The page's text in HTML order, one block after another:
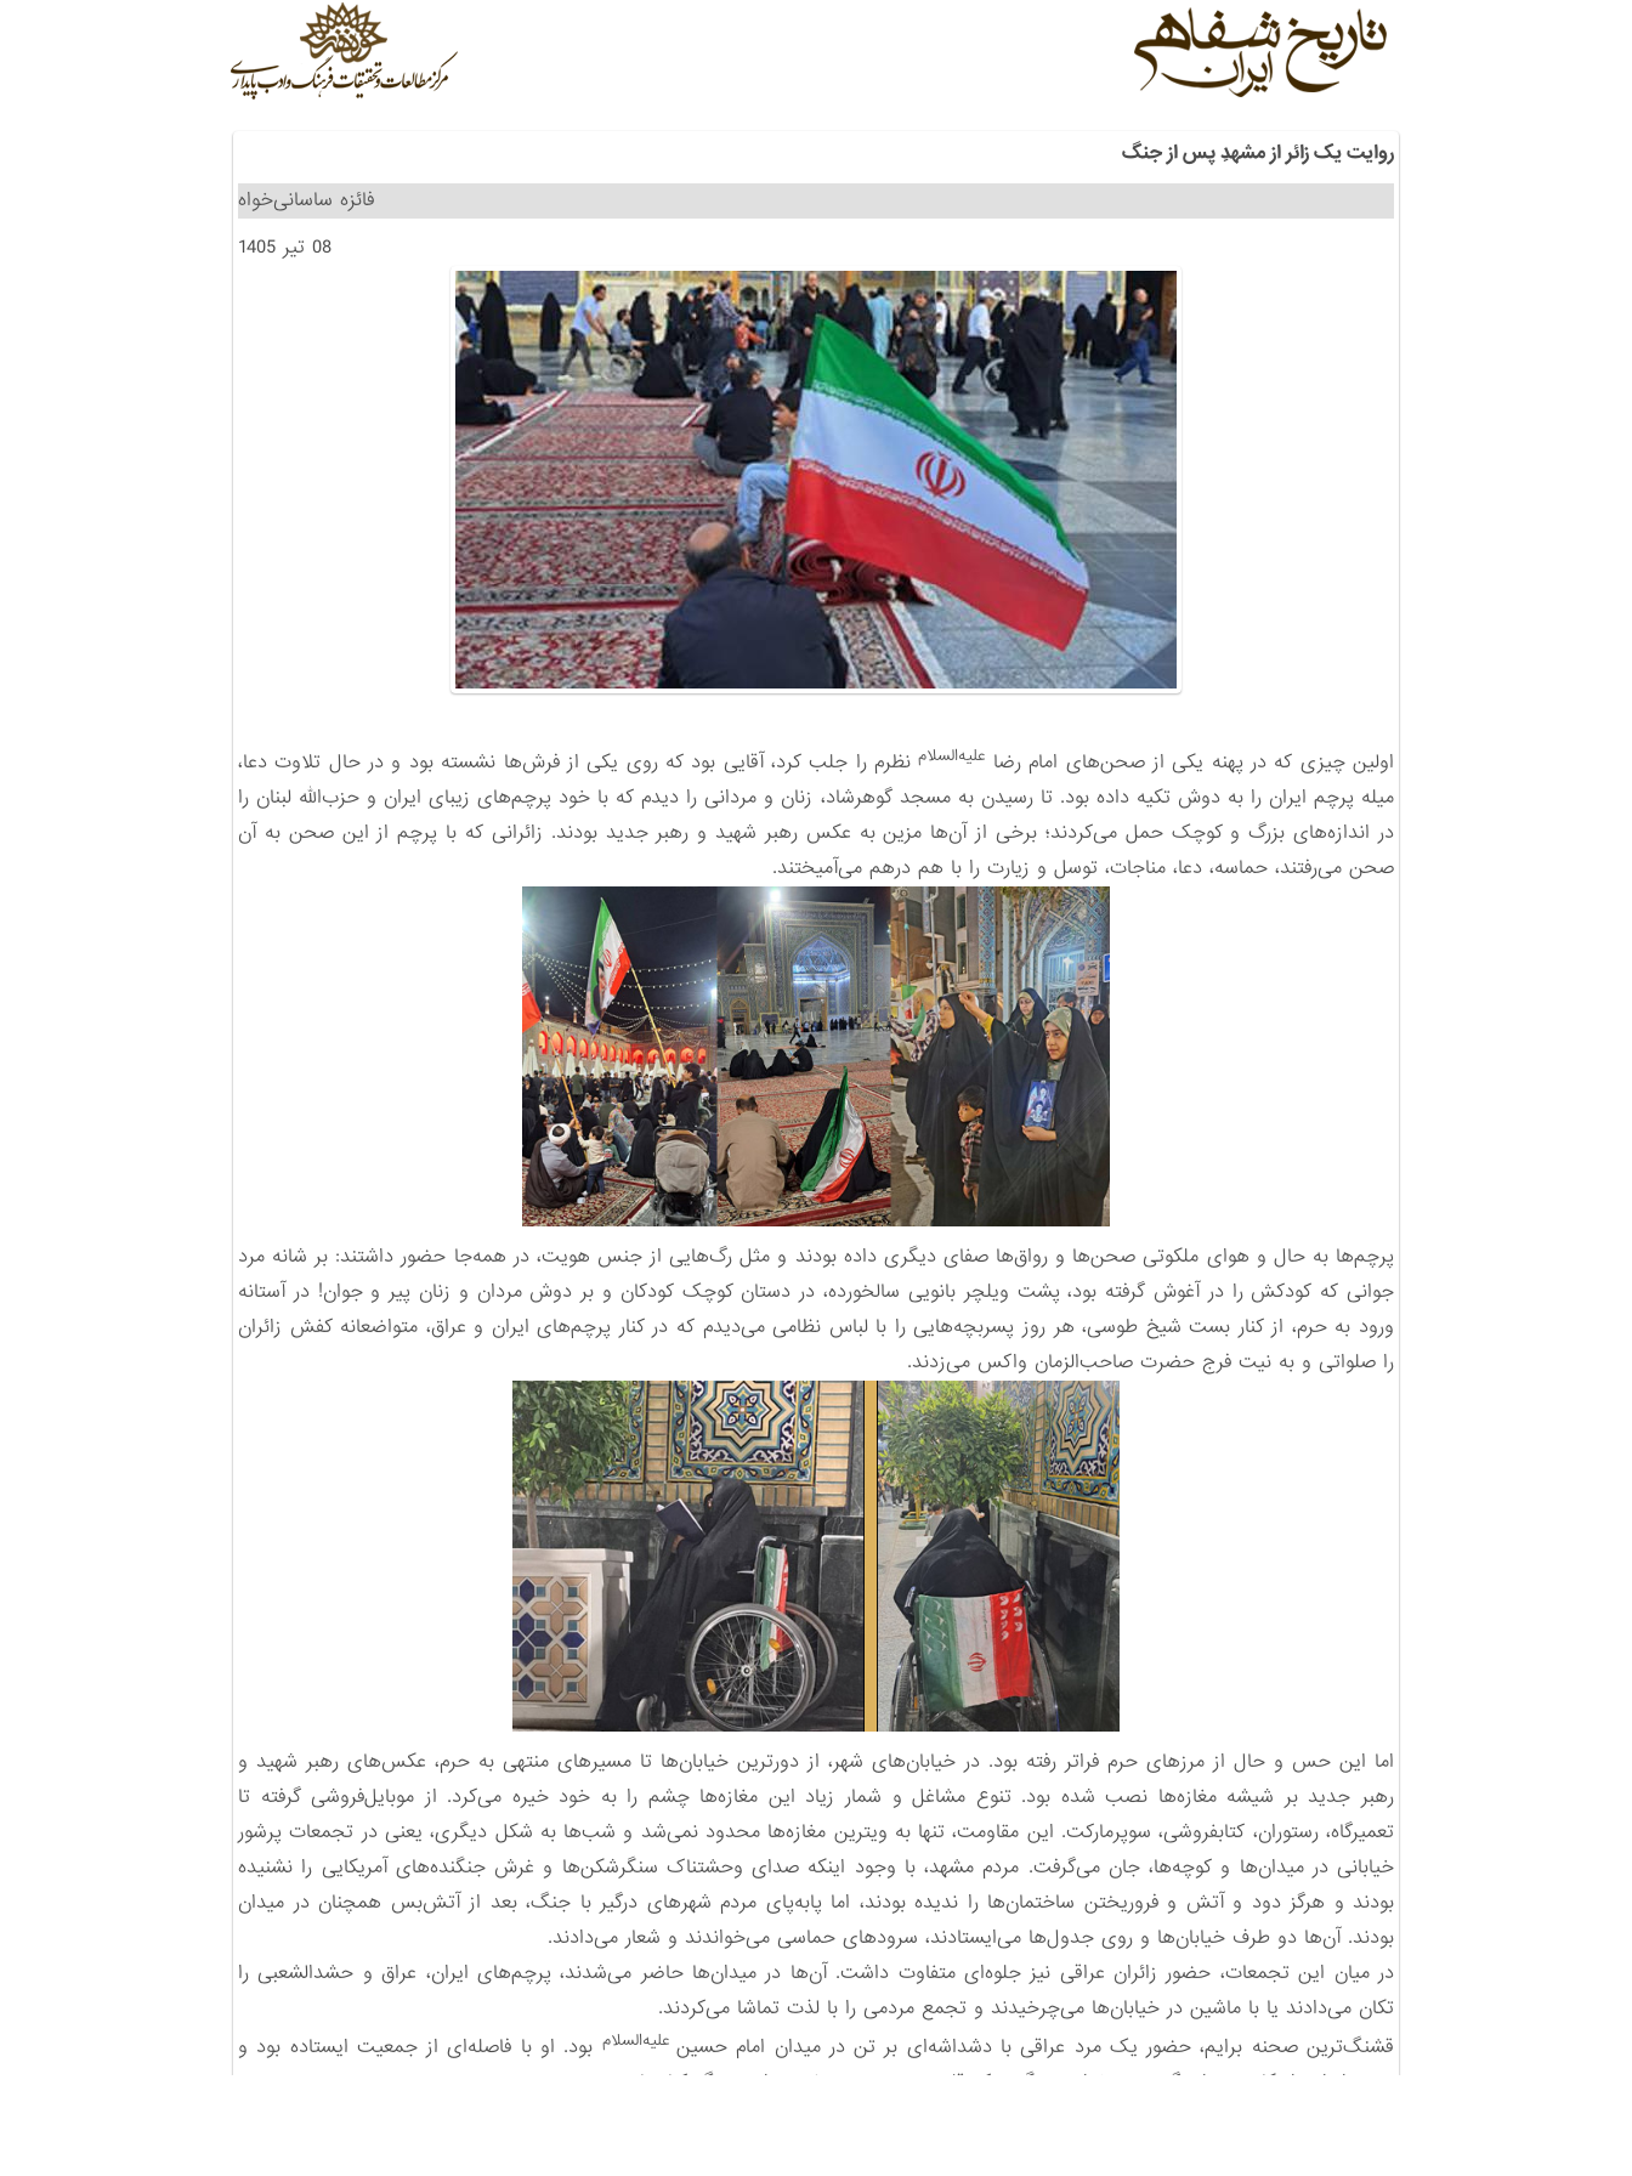
روایت یک زائر از مشهدِ پس از جنگ
فائزه ساسانی‌خواه
08 تیر 1405
اولین چیزی که در پهنه یکی از صحن‌های امام رضا علیه‌السلامنظرم را جلب کرد، آقایی بود که روی یکی از فرش‌ها نشسته بود و در حال تلاوت دعا،
میله پرچم ایران را به دوش تکیه داده بود. تا رسیدن به مسجد گوهرشاد، زنان و مردانی را دیدم که با خود پرچم‌های زیبای ایران و حزب‌الله لبنان را
در اندازه‌های بزرگ و کوچک حمل می‌کردند؛ برخی از آن‌ها مزین به عکس رهبر شهید و رهبر جدید بودند. زائرانی که با پرچم از این صحن به آن
صحن می‌رفتند، حماسه، دعا، مناجات، توسل و زیارت را با هم درهم می‌آمیختند.
پرچم‌ها به حال‌ و هوای ملکوتی صحن‌ها و رواق‌ها صفای دیگری داده بودند و مثل رگ‌هایی از جنس هویت، در همه‌جا حضور داشتند: بر شانه مرد
جوانی که کودکش را در آغوش گرفته بود، پشت ویلچر بانویی سالخورده، در دستان کوچک کودکان و بر دوش مردان و زنان پیر و جوان! در آستانه
ورود به حرم، از کنار بست شیخ طوسی، هر روز پسر‌بچه‌هایی را با لباس نظامی می‌دیدم که در کنار پرچم‌های ایران و عراق، متواضعانه کفش زائران
را صلواتی و به نیت فرج حضرت صاحب‌الزمان واکس می‌زدند.
اما این حس‌ و حال از مرزهای حرم فراتر رفته بود. در خیابان‌های شهر، از دورترین خیابان‌ها تا مسیرهای منتهی به حرم، عکس‌های رهبر شهید و
رهبر جدید بر شیشه مغازه‌ها نصب شده بود. تنوع مشاغل و شمار زیاد این مغازه‌ها چشم را به خود خیره می‌کرد. از موبایل‌فروشی گرفته تا
تعمیرگاه، رستوران، کتابفروشی، سوپرمارکت. این مقاومت، تنها به ویترین مغازه‌ها محدود نمی‌شد و شب‌ها به شکل دیگری، یعنی در تجمعات پرشور
خیابانی در میدان‌ها و کوچه‌ها، جان می‌گرفت. مردم مشهد، با وجود اینکه صدای وحشتناک سنگرشکن‌ها و غرش جنگنده‌های آمریکایی را نشنیده
بودند و هرگز دود و آتش و فروریختن ساختمان‌ها را ندیده بودند، اما پابه‌پای مردم شهرهای درگیر با جنگ، بعد از آتش‌بس همچنان در میدان
بودند. آن‌ها دو طرف خیابان‌ها و روی جدول‌ها می‌ایستادند، سرودهای حماسی می‌خواندند و شعار می‌دادند.
در میان این تجمعات، حضور زائران عراقی نیز جلوه‌ای متفاوت داشت. آن‌ها در میدان‌ها حاضر می‌شدند، پرچم‌های ایران، عراق و حشدالشعبی را
تکان می‌دادند یا با ماشین در خیابان‌ها می‌چرخیدند و تجمع مردمی را با لذت تماشا می‌کردند.
قشنگ‌ترین صحنه برایم، حضور یک مرد عراقی با دشداشه‌ای بر تن در میدان امام حسین علیه‌السلام بود. او با فاصله‌ای از جمعیت ایستاده بود و
پرچم ایران را تکان می‌داد. گویی می‌خواست بگوید که قلب، جسم و روحش در این جنگ کنار ماست.